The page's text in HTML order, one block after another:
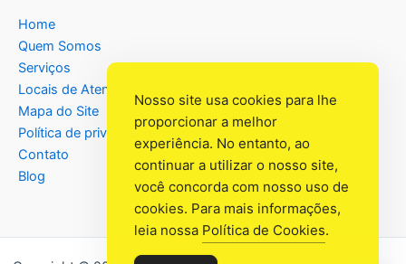
Home
Quem Somos
Serviços
Locais de Atendimento
Mapa do Site
Política de privacidade
Contato
Blog
Nosso site usa cookies para lhe
proporcionar a melhor
experiência. No entanto, ao
continuar a utilizar o nosso site,
você concorda com nosso uso de
cookies. Para mais informações,
leia nossa Política de Cookies.